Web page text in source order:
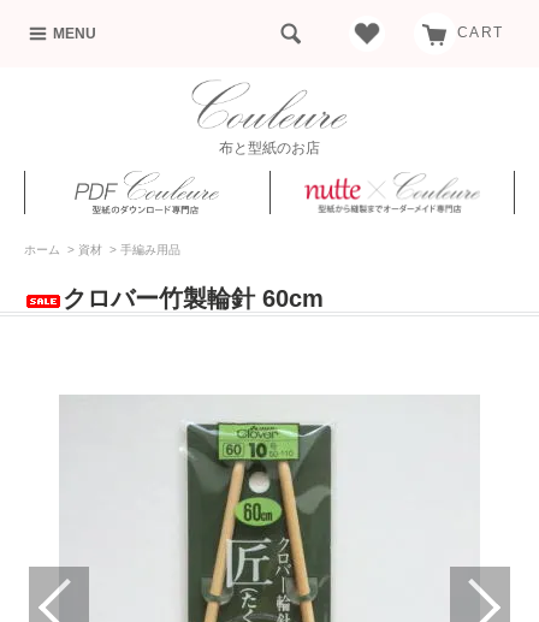
CART
MENU
布と型紙のお店
ホーム > 資材 > 手編み用品
クロバー竹製輪針 60cm